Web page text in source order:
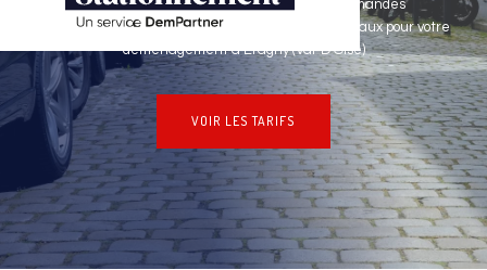
Panneaux Stationnement effectue vos demandes
d'autorisations de stationnement & pose de panneaux pour votre
déménagement à Éragny (Val-D'Oise)
VOIR LES TARIFS
NOS TARIFS